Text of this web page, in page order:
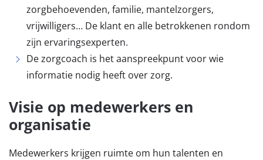
zorgbehoevenden, familie, mantelzorgers,
vrijwilligers… De klant en alle betrokkenen rondom
zijn ervaringsexperten.
De zorgcoach is het aanspreekpunt voor wie
informatie nodig heeft over zorg.
Visie op medewerkers en
organisatie
Medewerkers krijgen ruimte om hun talenten en